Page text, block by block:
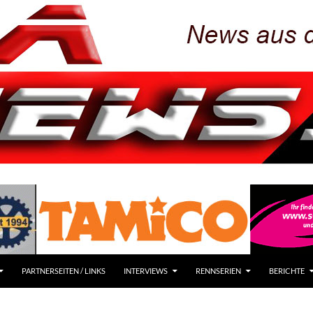
PARTNERSEITEN / LINKS INTERVIEWS RENNSERIEN BERICHTE